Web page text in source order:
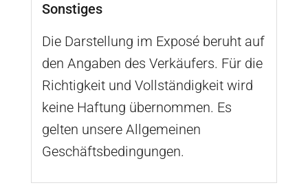
Sonstiges
Die Darstellung im Exposé beruht auf
den Angaben des Verkäufers. Für die
Richtigkeit und Vollständigkeit wird
keine Haftung übernommen. Es
gelten unsere Allgemeinen
Geschäftsbedingungen.